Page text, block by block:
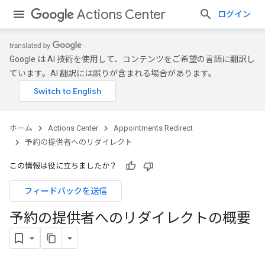
Actions Center ログイン
Google は AI 技術を使用して、コンテンツをご希望の言語に翻訳し
ています。AI 翻訳には誤りが含まれる場合があります。
ホーム Actions Center
Appointments Redirect
予約の提供者へのリダイレクト
この情報は役に立ちましたか？
フィードバックを送信
予約の提供者へのリダイレクトの概要